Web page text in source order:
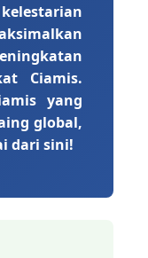
Ciamis.
yang
global,
dari sini!